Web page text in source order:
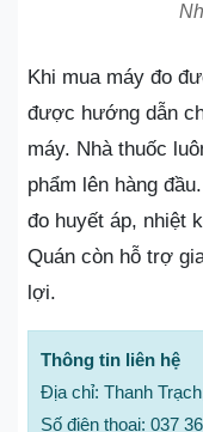
Khi mua máy đo
được hướng dẫn
máy. Nhà thuốc
phẩm lên hàng
đo huyết áp, nhiệt
Quán còn hỗ trợ
lợi.
Thông tin liên hệ
Địa chỉ: Thanh
Số điện thoại: 037